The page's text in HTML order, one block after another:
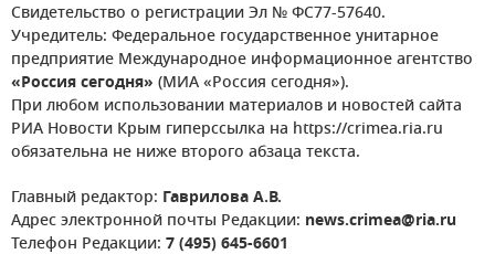
Свидетельство о регистрации Эл № ФС77-57640.
Учредитель: Федеральное государственное унитарное
предприятие Международное информационное агентство
«Россия сегодня» (МИА «Россия сегодня»).
При любом использовании материалов и новостей сайта
РИА Новости Крым гиперссылка на https://crimea.ria.ru
обязательна не ниже второго абзаца текста.
Главный редактор: Гаврилова А.В.
Адрес электронной почты Редакции: news.crimea@ria.ru
Телефон Редакции: 7 (495) 645-6601